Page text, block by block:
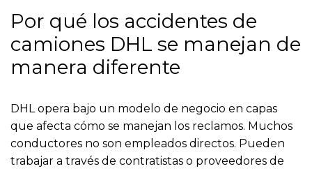
Por qué los accidentes de
camiones DHL se manejan de
manera diferente
DHL opera bajo un modelo de negocio en capas
que afecta cómo se manejan los reclamos. Muchos
conductores no son empleados directos. Pueden
trabajar a través de contratistas o proveedores de